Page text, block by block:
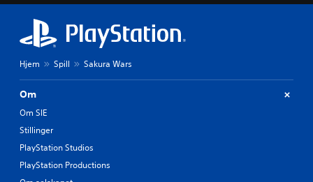
Hjem Spill Sakura Wars
Om
Om SIE
Stillinger
PlayStation Studios
PlayStation Productions